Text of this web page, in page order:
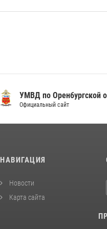
УМВД по Оренбургской
Официальный сайт
НАВИГАЦИЯ
Новости
Карта сайта